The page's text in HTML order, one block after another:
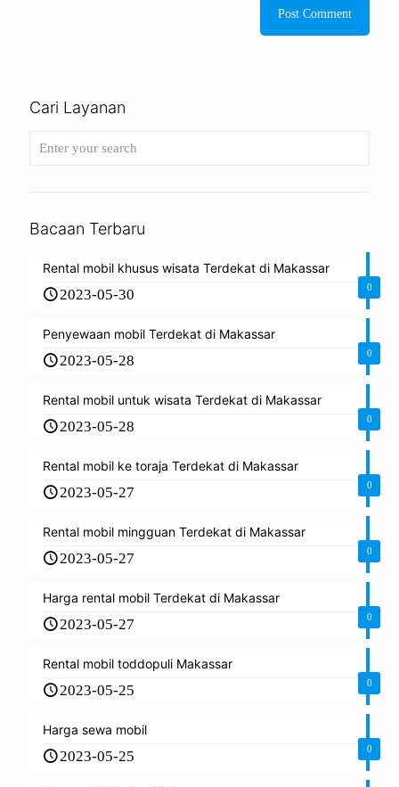
Cari Layanan
Bacaan Terbaru
0
Rental mobil khusus wisata Terdekat di Makassar
2023-05-30
0
Penyewaan mobil Terdekat di Makassar
2023-05-28
0
Rental mobil untuk wisata Terdekat di Makassar
2023-05-28
0
Rental mobil ke toraja Terdekat di Makassar
2023-05-27
0
Rental mobil mingguan Terdekat di Makassar
2023-05-27
0
Harga rental mobil Terdekat di Makassar
2023-05-27
0
Rental mobil toddopuli Makassar
2023-05-25
0
Harga sewa mobil
2023-05-25